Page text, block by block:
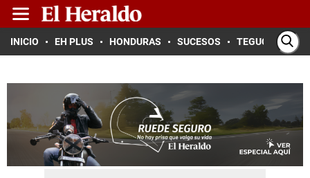
INICIO EH PLUS HONDURAS SUCESOS TEGUCIGALPA